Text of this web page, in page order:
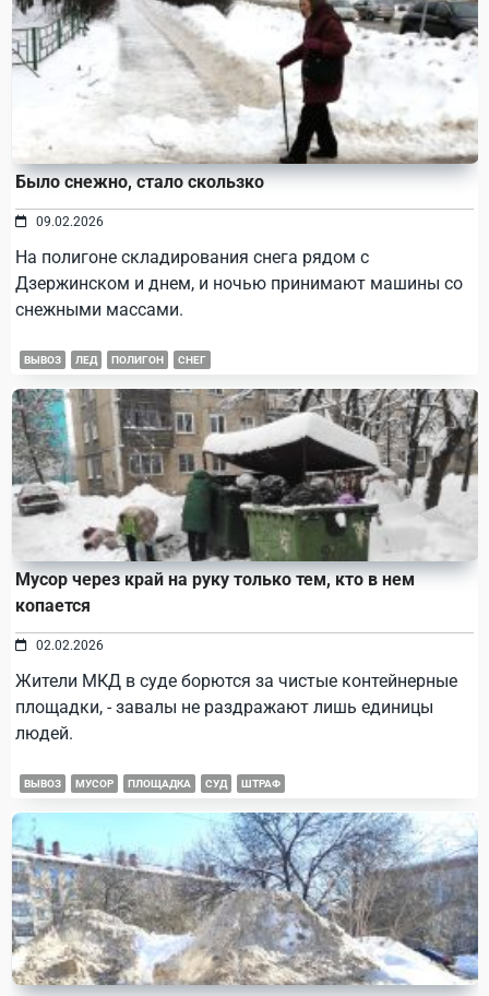
Было снежно, стало скользко
09.02.2026
На полигоне складирования снега рядом с
Дзержинском и днем, и ночью принимают машины со
снежными массами.
ВЫВОЗ ЛЕД ПОЛИГОН СНЕГ
Мусор через край на руку только тем, кто в нем
копается
02.02.2026
Жители МКД в суде борются за чистые контейнерные
площадки, - завалы не раздражают лишь единицы
людей.
ВЫВОЗ МУСОР ПЛОЩАДКА СУД ШТРАФ